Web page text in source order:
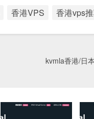
香港VPS 香港vps
kvmla香港/日